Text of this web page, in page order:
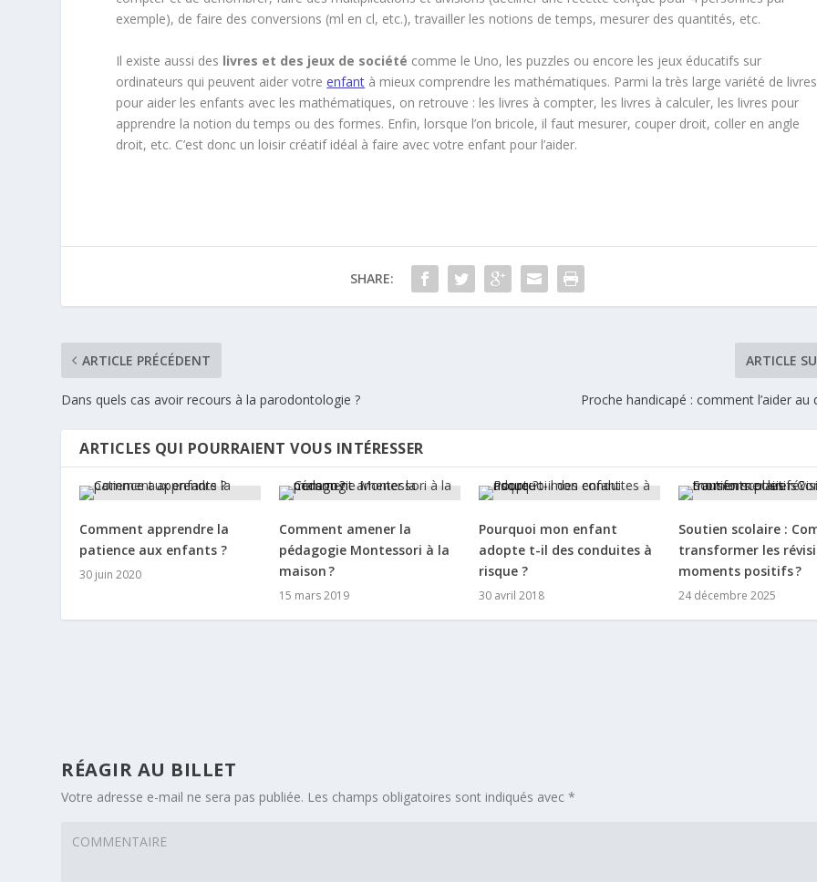
exemple), de faire des conversions (ml en cl, etc.), travailler les notions de temps, mesurer des quantités, etc.
Il existe aussi des livres et des jeux de société comme le Uno, les puzzles ou encore les jeux éducatifs sur
ordinateurs qui peuvent aider votreenfant à mieux comprendre les mathématiques. Parmi la très large variété de livres
pour aider les enfants avec les mathématiques, on retrouve : les livres à compter, les livres à calculer, les livres pour
apprendre la notion du temps ou des formes. Enfin, lorsque l’on bricole, il faut mesurer, couper droit, coller en angle
droit, etc. C’est donc un loisir créatif idéal à faire avec votre enfant pour l’aider.
SHARE:
ARTICLE PRÉCÉDENT
Dans quels cas avoir recours à la parodontologie ?
ARTICLE
Proche handicapé : comment l’aider au
ARTICLES QUI POURRAIENT VOUS INTÉRESSER
Comment apprendre la
patience aux enfants ?
30 juin 2020
Comment amener la
pédagogie Montessori à la
maison ?
15 mars 2019
Pourquoi mon enfant
adopte t-il des conduites à
risque ?
30 avril 2018
Soutien scolaire :
transformer les
moments positifs ?
24 décembre 2025
RÉAGIR AU BILLET
Votre adresse e-mail ne sera pas publiée. Les champs obligatoires sont indiqués avec*